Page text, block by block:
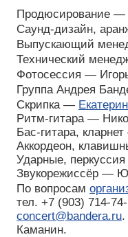
Продюсирование —
Саунд-дизайн,
Выпускающий
Технический
Фотосессия —
Группа Андрея
Скрипка —
Ритм-гитара —
Бас-гитара,
Аккордеон,
Ударные,
Звукорежиссёр —
По вопросам
тел. +7 (903) 714-
concert@bandera.ru.
Каманин.